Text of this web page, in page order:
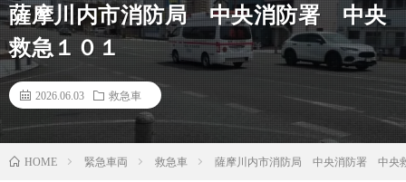
薩摩川内市消防局 中央消防署 中央
救急１０１
2026.06.03 救急車
HOME 緊急車両 救急車 薩摩川内市消防局 中央消防署 中央